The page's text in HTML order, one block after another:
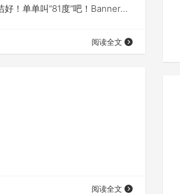
！单单叫“81度”吧！Banner部
我用的是《海角七号》中一个剧
，是范逸臣和田中千绘两人在…
阅读全文
阅读全文